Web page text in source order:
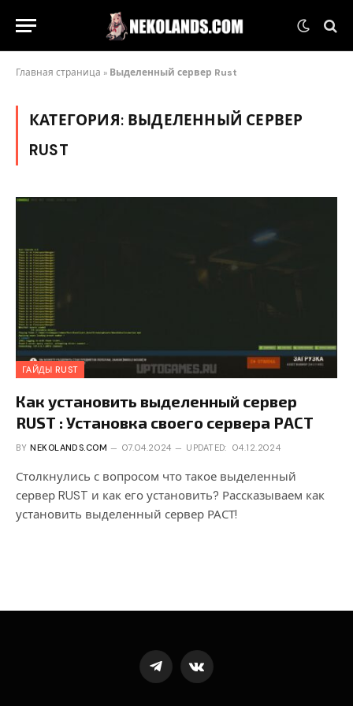
Главная страница » Выделенный сервер Rust
КАТЕГОРИЯ: ВЫДЕЛЕННЫЙ СЕРВЕР
RUST
ГАЙДЫ RUST
Как установить выделенный сервер
RUST : Установка своего сервера РАСТ
BY NEKOLANDS.COM 07.04.2024 UPDATED: 04.12.2024
Столкнулись с вопросом что такое выделенный
сервер RUST и как его установить? Рассказываем как
установить выделенный сервер РАСТ!
TelegramVKontakte